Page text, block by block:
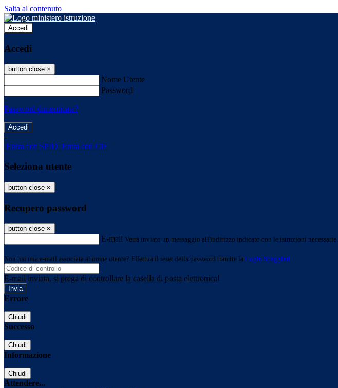
Salta al contenuto
Accedi
Accedi
button close ×
Nome Utente
Password
Password dimenticata?
-
Entra con SPID Entra con CIE
Seleziona utente
button close ×
Recupero password
button close ×
E-mail Verrà inviato un messaggio all'indirizzo indicato con le istruzioni necessarie.
Non hai una e-mail associata al nome utente? Effettua il reset della password tramite la Login Spaggiari
E-mail inviata, si prega di controllare la casella di posta elettronica!
Errore
Chiudi
Successo
Chiudi
Informazione
Chiudi
Attendere...